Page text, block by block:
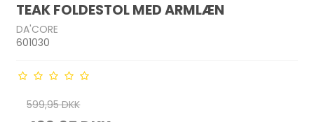
TEAK FOLDESTOL MED ARMLÆN
DA'CORE
601030
599,95 DKK